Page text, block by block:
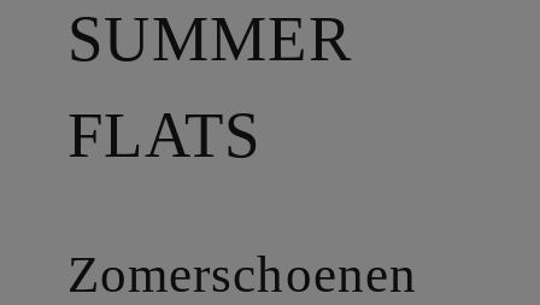
SUMMER
FLATS
Zomerschoenen